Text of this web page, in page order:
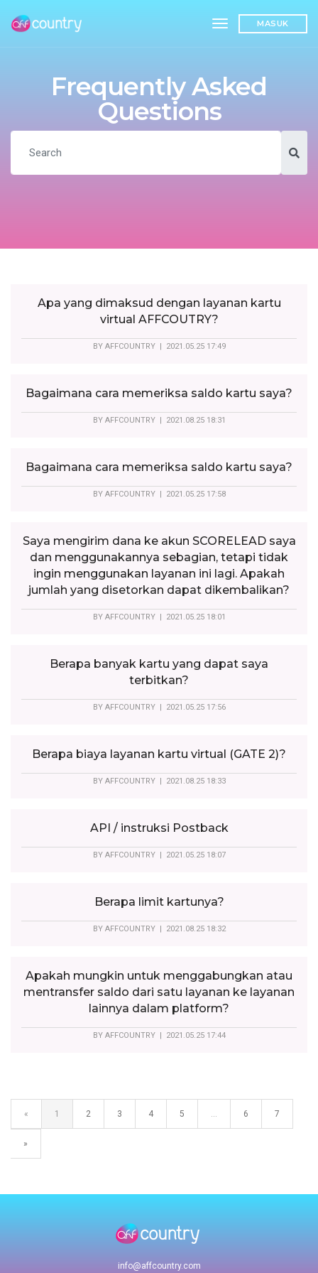
toggle navigation
MASUK
Frequently Asked
Questions
Apa yang dimaksud dengan layanan kartu
virtual AFFCOUTRY?
BY AFFCOUNTRY| 2021.05.25 17:49
Bagaimana cara memeriksa saldo kartu saya?
BY AFFCOUNTRY| 2021.08.25 18:31
Bagaimana cara memeriksa saldo kartu saya?
BY AFFCOUNTRY| 2021.05.25 17:58
Saya mengirim dana ke akun SCORELEAD saya
dan menggunakannya sebagian, tetapi tidak
ingin menggunakan layanan ini lagi. Apakah
jumlah yang disetorkan dapat dikembalikan?
BY AFFCOUNTRY| 2021.05.25 18:01
Berapa banyak kartu yang dapat saya
terbitkan?
BY AFFCOUNTRY| 2021.05.25 17:56
Berapa biaya layanan kartu virtual (GATE 2)?
BY AFFCOUNTRY| 2021.08.25 18:33
API / instruksi Postback
BY AFFCOUNTRY| 2021.05.25 18:07
Berapa limit kartunya?
BY AFFCOUNTRY| 2021.08.25 18:32
Apakah mungkin untuk menggabungkan atau
mentransfer saldo dari satu layanan ke layanan
lainnya dalam platform?
BY AFFCOUNTRY| 2021.05.25 17:44
« 1 2 3 4 5 ... 6 7
»
info@affcountry.com